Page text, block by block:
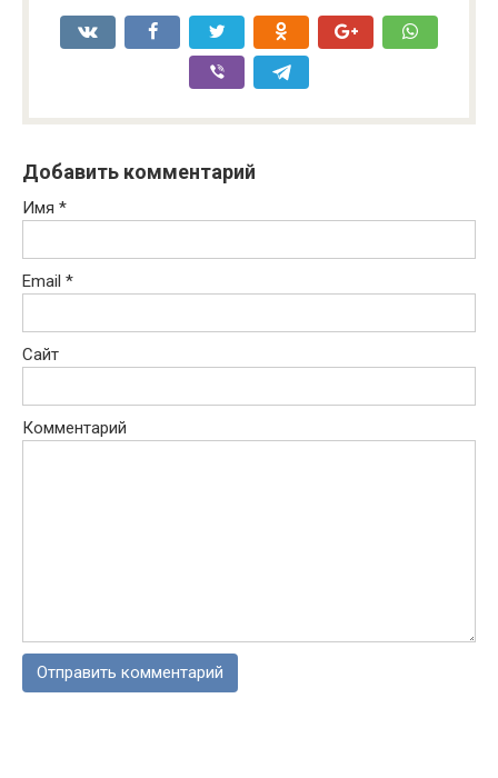
Добавить комментарий
Имя *
Email *
Сайт
Комментарий